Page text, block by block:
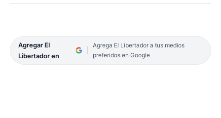
Agregar El
Libertador en
Agrega El Libertador a tus medios
preferidos en Google